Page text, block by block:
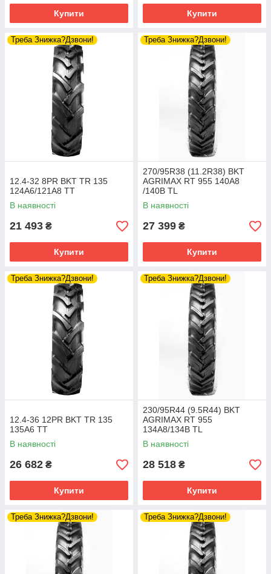
Купити Купити
Треба Знижка?Дзвони!
12.4-32 8PR BKT TR 135
124A6/121A8 TT
В наявності
21 493 ₴
Купити
Треба Знижка?Дзвони!
270/95R38 (11.2R38) BKT
AGRIMAX RT 955 140A8
/140B TL
В наявності
27 399 ₴
Купити
Треба Знижка?Дзвони!
12.4-36 12PR BKT TR 135
135A6 TT
В наявності
26 682 ₴
Купити
Треба Знижка?Дзвони!
230/95R44 (9.5R44) BKT
AGRIMAX RT 955
134A8/134B TL
В наявності
28 518 ₴
Купити
Треба Знижка?Дзвони! Треба Знижка?Дзвони!